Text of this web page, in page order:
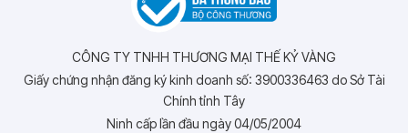
CÔNG TY TNHH THƯƠNG MẠI THẾ KỶ VÀNG
Giấy chứng nhận đăng ký kinh doanh số: 3900336463 do Sở Tài
Chính tỉnh Tây
Ninh cấp lần đầu ngày 04/05/2004